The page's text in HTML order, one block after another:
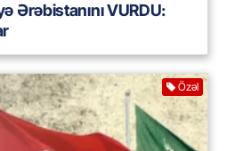
Ərəbistanını VURDU:
Özəl